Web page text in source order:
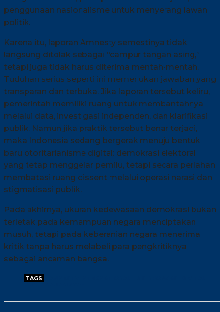
penggunaan nasionalisme untuk menyerang lawan
politik.
Karena itu, laporan Amnesty semestinya tidak
langsung ditolak sebagai “campur tangan asing,”
tetapi juga tidak harus diterima mentah-mentah.
Tuduhan serius seperti ini memerlukan jawaban yang
transparan dan terbuka. Jika laporan tersebut keliru,
pemerintah memiliki ruang untuk membantahnya
melalui data, investigasi independen, dan klarifikasi
publik. Namun jika praktik tersebut benar terjadi,
maka Indonesia sedang bergerak menuju bentuk
baru otoritarianisme digital: demokrasi elektoral
yang tetap menggelar pemilu, tetapi secara perlahan
membatasi ruang dissent melalui operasi narasi dan
stigmatisasi publik.
Pada akhirnya, ukuran kedewasaan demokrasi bukan
terletak pada kemampuan negara menciptakan
musuh, tetapi pada keberanian negara menerima
kritik tanpa harus melabeli para pengkritiknya
sebagai ancaman bangsa.
TAGS
KRITIK PEMERINTAH